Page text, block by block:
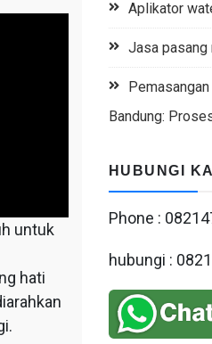
untuk
hati
Aplikator
Jasa pasang
Bandung:
HUBUNGI
Phone :
hubungi :